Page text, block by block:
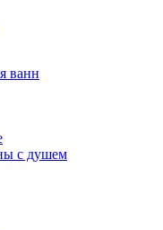
ванн
с душем